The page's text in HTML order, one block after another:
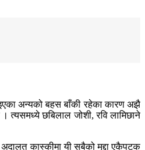
अन्यको बहस बाँकी रहेका कारण अझै
त्यसमध्ये छबिलाल जोशी, रवि लामिछाने
कास्कीमा यी सबैको मुद्दा एकैपटक